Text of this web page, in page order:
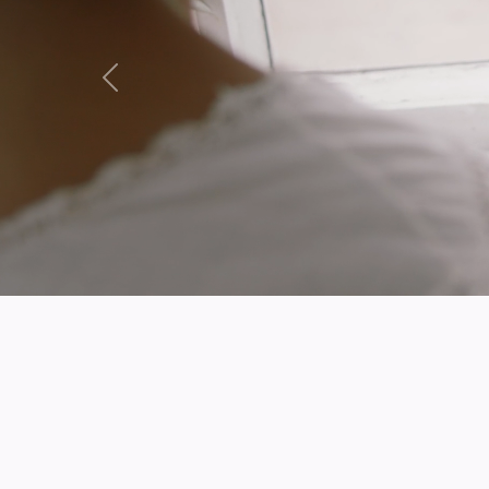
Précédent